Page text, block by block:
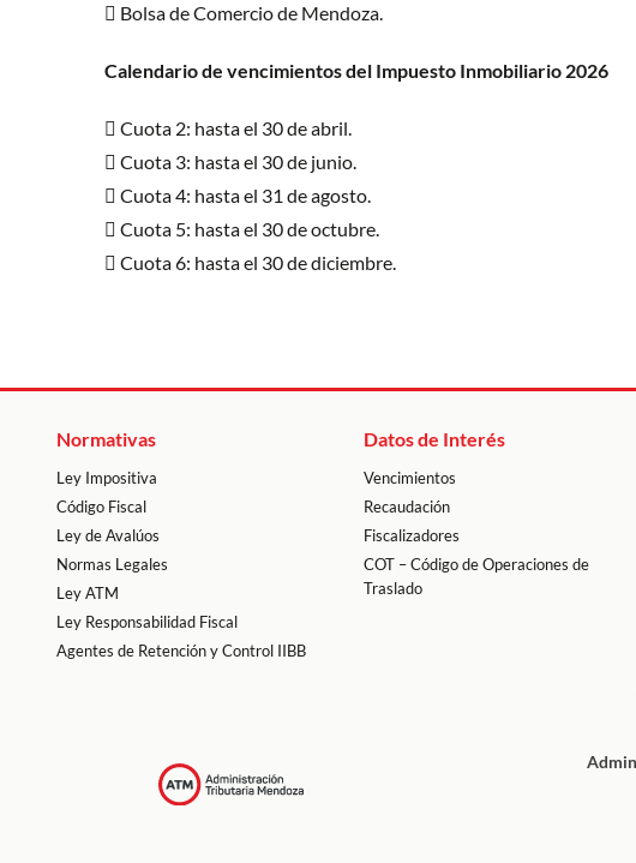
 Bolsa de Comercio de Mendoza.
Calendario de vencimientos del Impuesto Inmobiliario 2026
 Cuota 2: hasta el 30 de abril.
 Cuota 3: hasta el 30 de junio.
 Cuota 4: hasta el 31 de agosto.
 Cuota 5: hasta el 30 de octubre.
 Cuota 6: hasta el 30 de diciembre.
Normativas
Ley Impositiva
Código Fiscal
Ley de Avalúos
Normas Legales
Ley ATM
Ley Responsabilidad Fiscal
Agentes de Retención y Control IIBB
Datos de Interés
Vencimientos
Recaudación
Fiscalizadores
COT – Código de Operaciones de
Traslado